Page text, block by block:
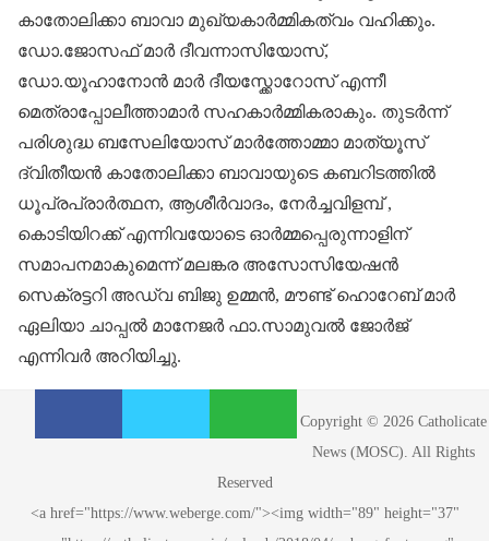
കാതോലിക്കാ ബാവാ മുഖ്യകാർമ്മികത്വം വഹിക്കും.
ഡോ.ജോസഫ് മാർ ദീവന്നാസിയോസ്,
ഡോ.യൂഹാനോ‍ൻ മാർ ദീയസ്ക്കോറോസ് എന്നീ
മെത്രാപ്പോലീത്താമാർ സഹകാർമ്മികരാകും. തുടർന്ന്
പരിശുദ്ധ ബസേലിയോസ് മാർത്തോമ്മാ മാത്യൂസ്
ദ്വിതീയൻ കാതോലിക്കാ ബാവായുടെ കബറിടത്തിൽ
ധൂപ്രപ്രാർത്ഥന, ആശീർവാദം, നേർച്ചവിളമ്പ് ,
കൊടിയിറക്ക് എന്നിവയോടെ ഓർമ്മപ്പെരുന്നാളിന്
സമാപനമാകുമെന്ന് മലങ്കര അസോസിയേഷൻ
സെക്രട്ടറി അഡ്വ ബിജു ഉമ്മൻ, മൗണ്ട് ഹൊറേബ് മാർ
ഏലിയാ ചാപ്പൽ മാനേജർ ഫാ.സാമുവൽ ജോർജ്
എന്നിവർ അറിയിച്ചു.
e
e
Copyright © 2026 Catholicate
News (MOSC). All Rights
Reserved
<a href="https://www.weberge.com/"><img width="89" height="37"